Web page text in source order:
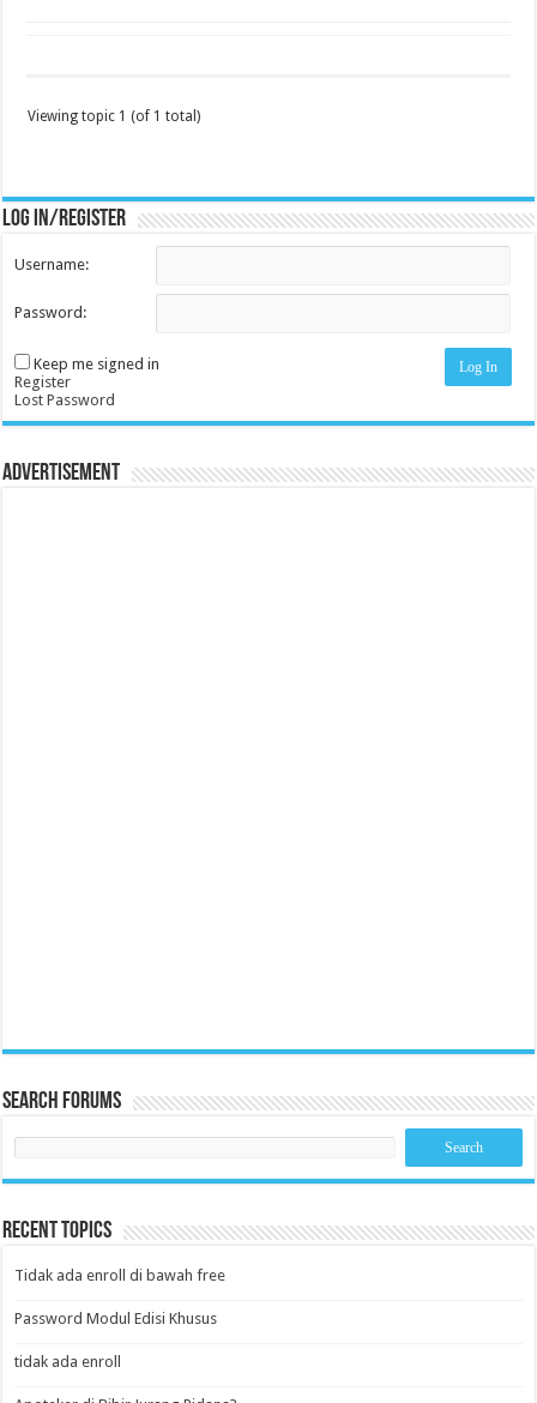
Viewing topic 1 (of 1 total)
Log in/register
Username:
Password:
Keep me signed in Log In
Register
Lost Password
Advertisement
Search Forums
Recent Topics
Tidak ada enroll di bawah free
Password Modul Edisi Khusus
tidak ada enroll